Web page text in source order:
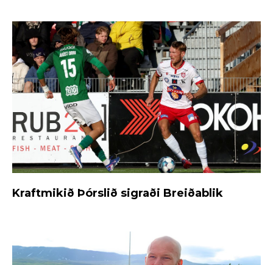
Kraftmikið Þórslið sigraði Breiðablik